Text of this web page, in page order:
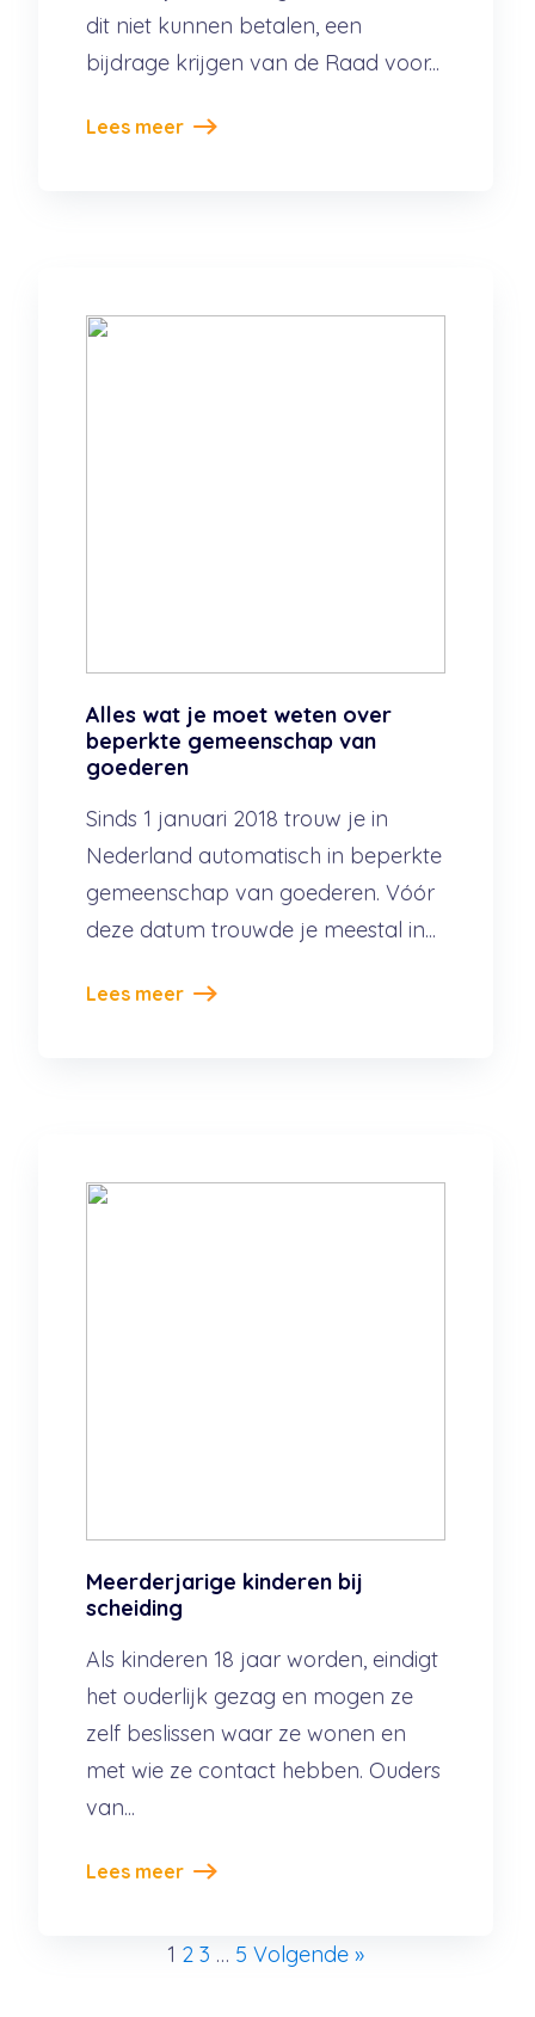
dit niet kunnen betalen, een
bijdrage krijgen van de Raad voor...
Lees meer
Alles wat je moet weten over
beperkte gemeenschap van
goederen
Sinds 1 januari 2018 trouw je in
Nederland automatisch in beperkte
gemeenschap van goederen. Vóór
deze datum trouwde je meestal in...
Lees meer
Meerderjarige kinderen bij
scheiding
Als kinderen 18 jaar worden, eindigt
het ouderlijk gezag en mogen ze
zelf beslissen waar ze wonen en
met wie ze contact hebben. Ouders
van...
Lees meer
1 2 3 … 5 Volgende »